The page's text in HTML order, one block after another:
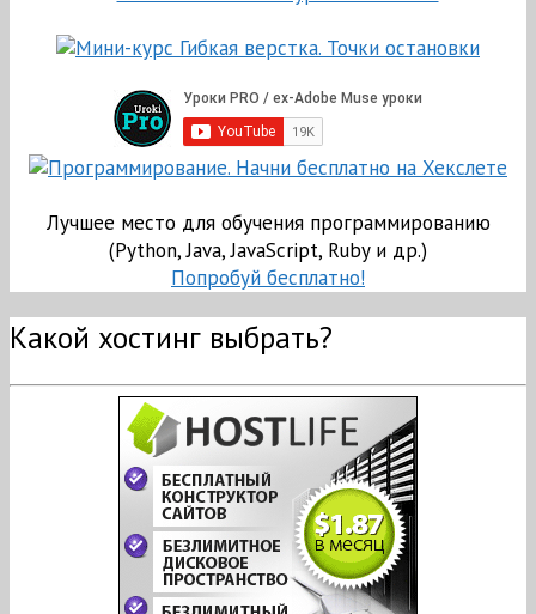
Лучшее место для обучения программированию
(Python, Java, JavaScript, Ruby и др.)
Попробуй бесплатно!
Какой хостинг выбрать?